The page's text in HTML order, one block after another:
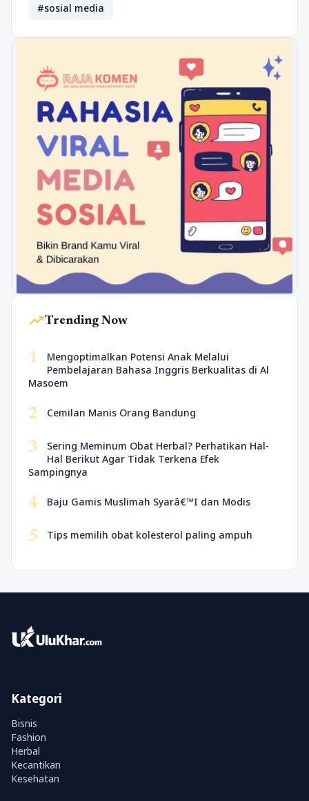
#sosial media
trending_upTrending Now
1
Mengoptimalkan Potensi Anak Melalui
Pembelajaran Bahasa Inggris Berkualitas di Al
Masoem
2 Cemilan Manis Orang Bandung
3
Sering Meminum Obat Herbal? Perhatikan Hal-
Hal Berikut Agar Tidak Terkena Efek
Sampingnya
4 Baju Gamis Muslimah Syarâ€™I dan Modis
5 Tips memilih obat kolesterol paling ampuh
Kategori
Bisnis
Fashion
Herbal
Kecantikan
Kesehatan